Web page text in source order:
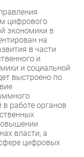
цифрового
экономики в
на
в части
и
и социальной
выстроено по
работе органов
власти, а
цифровых